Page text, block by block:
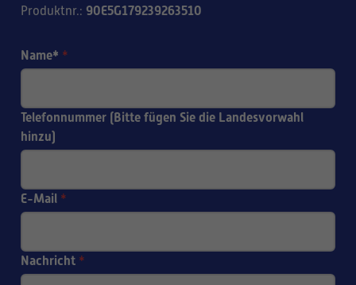
Produktnr.: 90E5G179239263510
Name* *
Telefonnummer (Bitte fügen Sie die Landesvorwahl
hinzu)
E-Mail *
Nachricht *